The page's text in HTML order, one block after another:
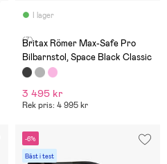
I lager
(7)
Britax Römer Max-Safe Pro
Bilbarnstol, Space Black Classic
3 495 kr
Rek pris: 4 995 kr
-6%
Bäst i test